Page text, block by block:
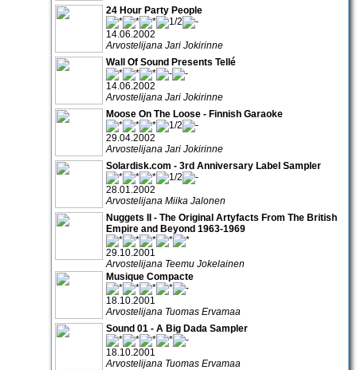
24 Hour Party People
14.06.2002
Arvostelijana Jari Jokirinne
Wall Of Sound Presents Tellé
14.06.2002
Arvostelijana Jari Jokirinne
Moose On The Loose - Finnish Garaoke
29.04.2002
Arvostelijana Jari Jokirinne
Solardisk.com - 3rd Anniversary Label Sampler
28.01.2002
Arvostelijana Miika Jalonen
Nuggets II - The Original Artyfacts From The British
Empire and Beyond 1963-1969
29.10.2001
Arvostelijana Teemu Jokelainen
Musique Compacte
18.10.2001
Arvostelijana Tuomas Ervamaa
Sound 01 - A Big Dada Sampler
18.10.2001
Arvostelijana Tuomas Ervamaa